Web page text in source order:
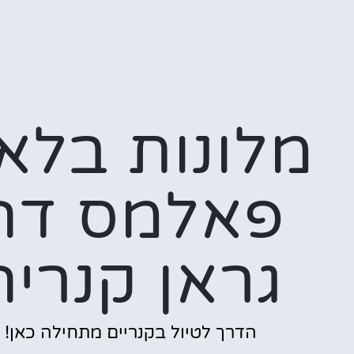
מלונות
פאלמס
גראן
הדרך לטיול בקנריים מתחילה כאן!